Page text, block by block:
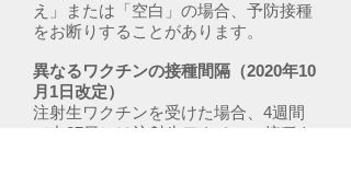
え」または「空白」の場合、予防接種
をお断りすることがあります。
異なるワクチンの接種間隔（2020年10
月1日改定）
注射生ワクチンを受けた場合、4週間
（中27日）は注射生ワクチンの接種を